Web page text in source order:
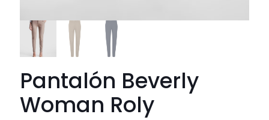
Pantalón Beverly
Woman Roly